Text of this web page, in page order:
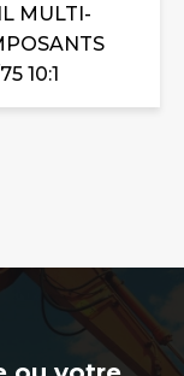
MULTI-
10:1